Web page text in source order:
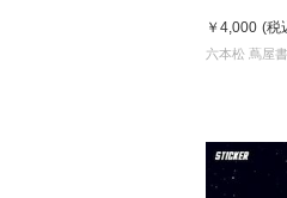
￥4,000 (税
六本松 蔦屋